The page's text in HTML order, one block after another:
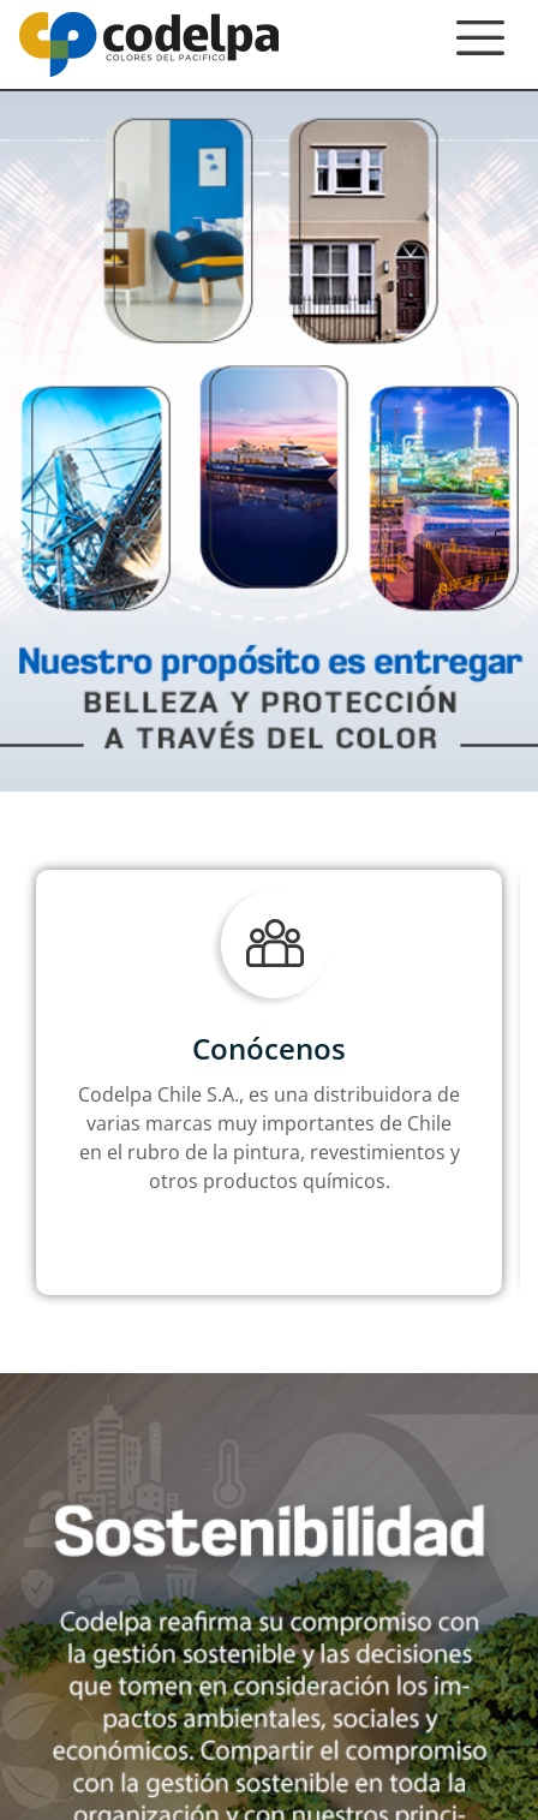
Conócenos
Codelpa Chile S.A., es una distribuidora de
varias marcas muy importantes de Chile
en el rubro de la pintura, revestimientos y
otros productos químicos.